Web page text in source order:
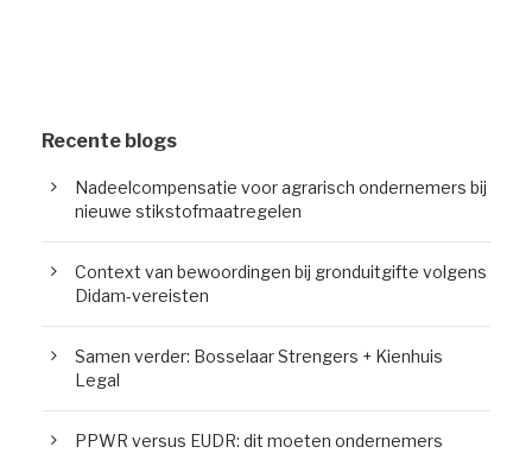
Recente blogs
Nadeelcompensatie voor agrarisch ondernemers bij
nieuwe stikstofmaatregelen
Context van bewoordingen bij gronduitgifte volgens
Didam-vereisten
Samen verder: Bosselaar Strengers + Kienhuis
Legal
PPWR versus EUDR: dit moeten ondernemers